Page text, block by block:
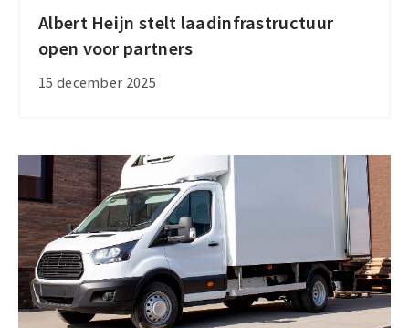
Albert Heijn stelt laadinfrastructuur
open voor partners
15 december 2025
Albert
Heijn
stelt
voor
partners